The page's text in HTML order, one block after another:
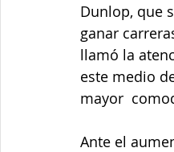
Dunlop, que
ganar
llamó la
este medio
mayor
Ante el